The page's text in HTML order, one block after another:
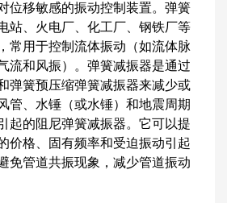
位移敏感的振动控制装置。弹簧
站、火电厂、化工厂、钢铁厂等
常用于控制流体振动（如流体脉
流和风振）。弹簧减振器是通过
弹簧预压缩弹簧减振器来减少或
管、水锤（或水锤）和地震周期
起的阻尼弹簧减振器。它可以提
价格、固有频率和受迫振动引起
免管道共振现象，减少管道振动